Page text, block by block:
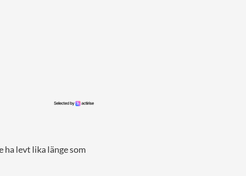
ha levt lika länge som